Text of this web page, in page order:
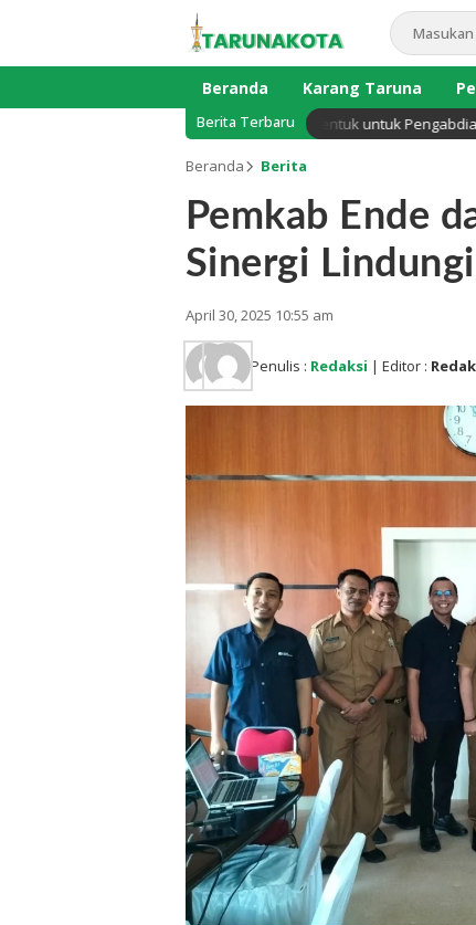
Beranda Karang Taruna
Berita Terbaru
Sekadar Reuni, Presiden Club UNJA Dibentuk untuk Pengabdian
Beranda Berita
Pemkab Ende
Sinergi
April 30, 2025 10:55 am
Penulis : Redaksi | Editor :